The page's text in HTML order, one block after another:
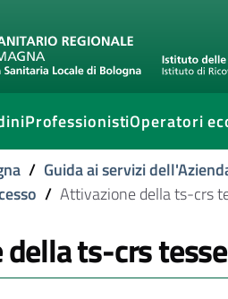
ProfessionistiOperatori
/ Guida ai servizi
/ Attivazione della ts-crs
ts-crs